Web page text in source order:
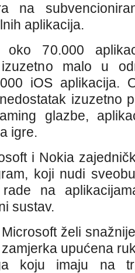
na
aplikacija.
oko 70.000
malo u
iOS aplikacija.
izuzetno
glazbe,
igre.
i Nokia
koji nudi
rade na
sustav.
želi
upućena
koju imaju na